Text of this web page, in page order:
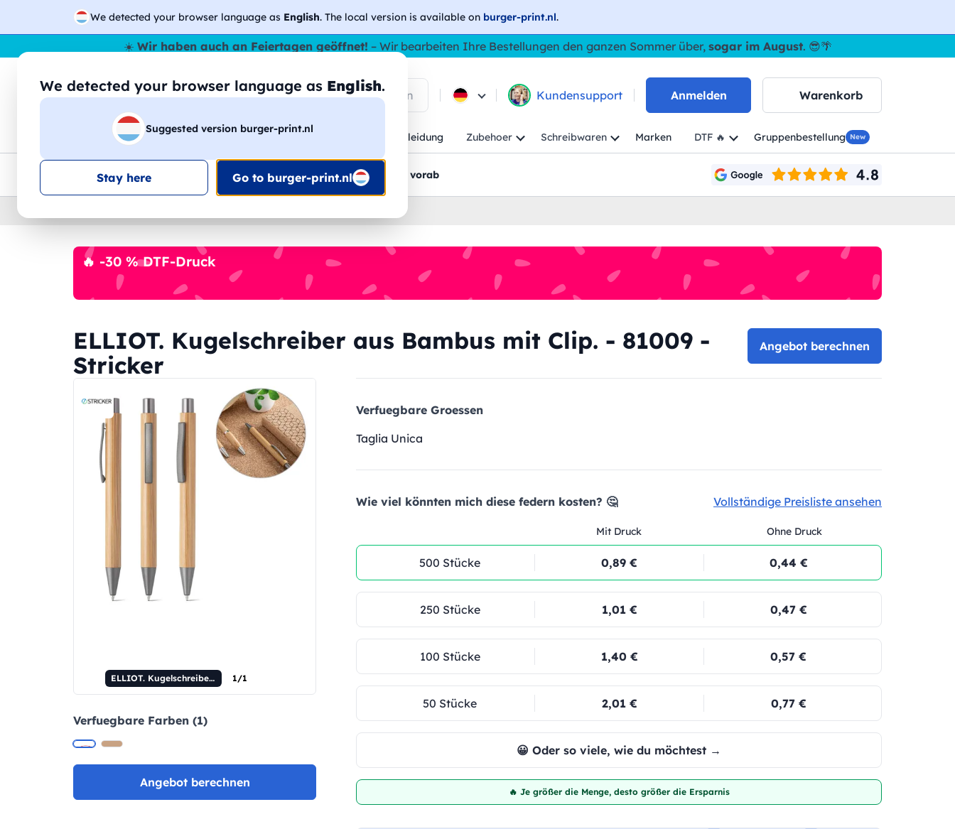
We detected your browser language as English. The local version is available on burger-print.nl.
We detected your browser language as English.
Suggested version burger-print.nl
Stay here Go to burger-print.nl
☀️ Wir haben auch an Feiertagen geöffnet! – Wir bearbeiten Ihre Bestellungen den ganzen Sommer über, sogar im August. 😎🌴
🔎 Suche in den Produkten Kundensupport Anmelden Warenkorb
Sweatshirts Mann Frau Arbeitskleidung Zubehoer Schreibwaren Marken DTF 🔥 Gruppenbestellung New
EU-weite Lieferung Mengenrabatt KundensupportGrafikentwürfe vorab
🔥 -30 % DTF-Druck
ELLIOT. Kugelschreiber aus Bambus mit Clip. - 81009 -
Stricker
Angebot berechnen
ELLIOT. Kugelschreiber aus Bambus mit Clip. 1/1
Verfuegbare Farben (1)
Angebot berechnen
Verfuegbare Groessen
Taglia Unica
Wie viel könnten mich diese federn kosten? 🤔 Vollständige Preisliste ansehen
Mit Druck Ohne Druck
500 Stücke 0,89 € 0,44 €
250 Stücke 1,01 € 0,47 €
100 Stücke 1,40 € 0,57 €
50 Stücke 2,01 € 0,77 €
😀 Oder so viele, wie du möchtest →
🔥 Je größer die Menge, desto größer die Ersparnis